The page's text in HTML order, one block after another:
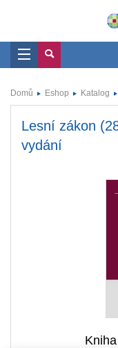
Domů Eshop Katalog
Lesní zákon
vydání